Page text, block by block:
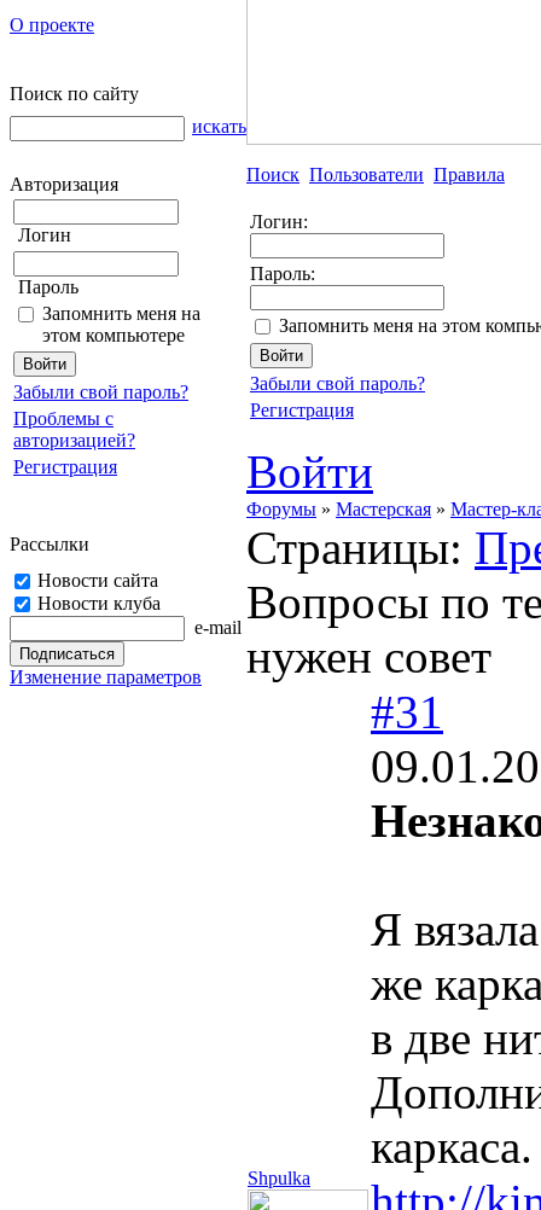
О проекте
Поиск по сайту
искать
Авторизация
Логин
Пароль
Запомнить меня на
этом компьютере
Забыли свой пароль?
Проблемы с
авторизацией?
Регистрация
Рассылки
Новости сайта
Новости клуба
e-mail
Изменение параметров
Поиск Пользователи Правила
Логин:
Пароль:
Запомнить меня на этом
Забыли свой пароль?
Регистрация
Войти
Форумы » Мастерская » Мастер-
Страницы:
Вопросы по
нужен совет
Shpulka
#31
Я
же
в две
каркаса.